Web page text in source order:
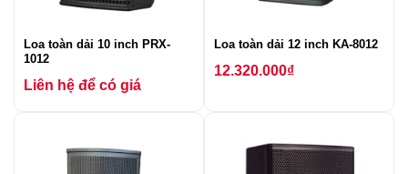
Loa toàn dải 10 inch PRX-
1012
Liên hệ để có giá
Loa toàn dải 12 inch KA-8012
12.320.000₫